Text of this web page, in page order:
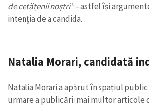
de cetățenii noștri” –astfel își
intenția de a candida.
Natalia Morari, candidată
Natalia Morari a apărut în spațiul public
urmare a publicării mai multor articole